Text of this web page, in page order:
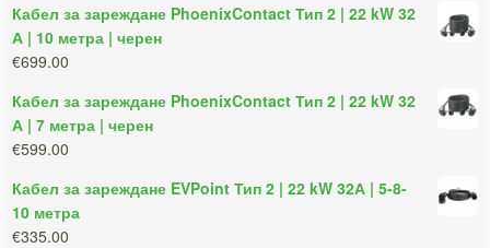
Кабел за зареждане PhoenixContact Тип 2 | 22 kW 32
А | 10 метра | черен
€699.00
Кабел за зареждане PhoenixContact Тип 2 | 22 kW 32
А | 7 метра | черен
€599.00
Кабел за зареждане EVPoint Тип 2 | 22 kW 32А | 5-8-
10 метра
€335.00